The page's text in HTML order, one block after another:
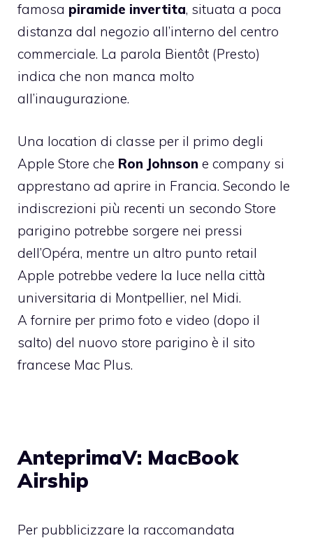
famosa piramide invertita, situata a poca
distanza dal negozio all’interno del centro
commerciale. La parola Bientôt (Presto)
indica che non manca molto
all’inaugurazione.
Una location di classe per il primo degli
Apple Store che Ron Johnson e company si
apprestano ad aprire in Francia. Secondo le
indiscrezioni più recenti un secondo Store
parigino potrebbe sorgere nei pressi
dell’Opéra, mentre un altro punto retail
Apple potrebbe vedere la luce nella città
universitaria di Montpellier, nel Midi.
A fornire per primo foto e video (dopo il
salto) del nuovo store parigino è il sito
francese Mac Plus.
AnteprimaV: MacBook
Airship
Per pubblicizzare la raccomandata